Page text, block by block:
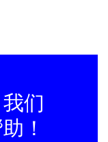
们
！